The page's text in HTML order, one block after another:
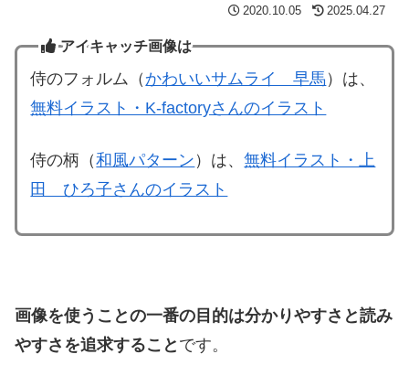
2020.10.05 2025.04.27
アイキャッチ画像は
侍のフォルム（かわいいサムライ 早馬 ）は、
無料イラスト・K-factoryさんのイラスト
侍の柄（和風パターン ）は、無料イラスト・上
田 ひろ子さんのイラスト
画像を使うことの一番の目的は分かりやすさと読み
やすさを追求すること です。